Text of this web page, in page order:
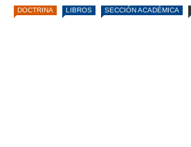
DOCTRINA LIBROS SECCIÓN ACADÉMICA